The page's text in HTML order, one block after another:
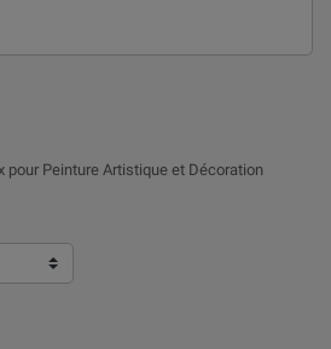
pour Peinture Artistique et Décoration